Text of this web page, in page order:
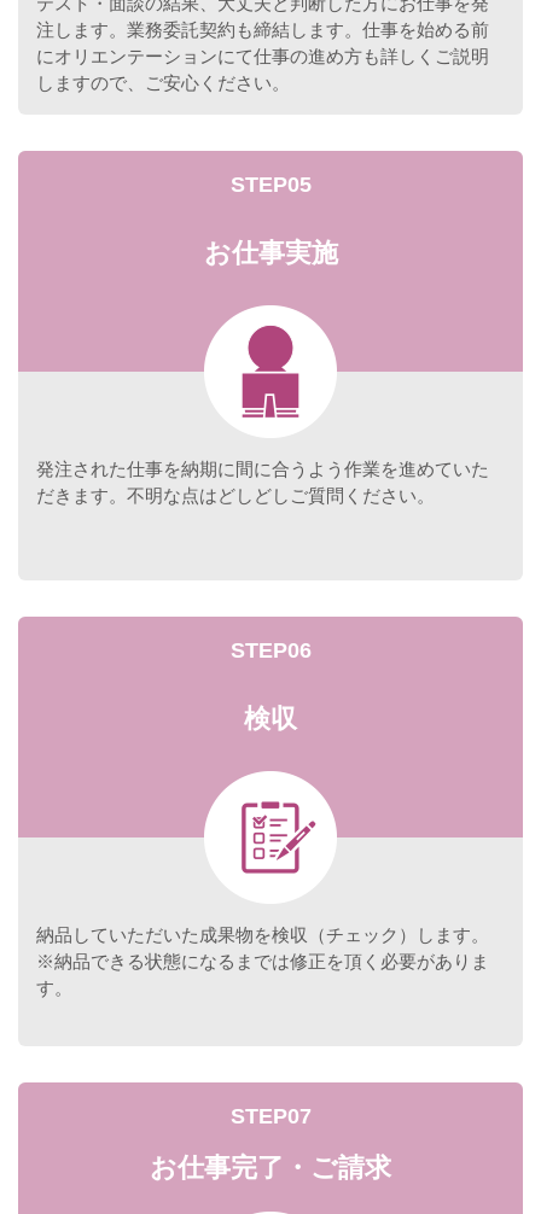
注します。業務委託契約も締結します。仕事を始める前
にオリエンテーションにて仕事の進め方も詳しくご説明
しますので、ご安心ください。
STEP05
お仕事実施
発注された仕事を納期に間に合うよう作業を進めていた
だきます。不明な点はどしどしご質問ください。
STEP06
検収
納品していただいた成果物を検収（チェック）します。
※納品できる状態になるまでは修正を頂く必要がありま
す。
STEP07
お仕事完了・ご請求